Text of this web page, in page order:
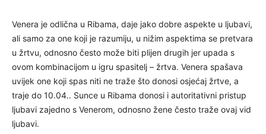
Venera je odlična u Ribama, daje jako dobre aspekte u ljubavi,
ali samo za one koji je razumiju, u nižim aspektima se pretvara
u žrtvu, odnosno često može biti plijen drugih jer upada s
ovom kombinacijom u igru spasitelj – žrtva. Venera spašava
uvijek one koji spas niti ne traže što donosi osjećaj žrtve, a
traje do 10.04.. Sunce u Ribama donosi i autoritativni pristup
ljubavi zajedno s Venerom, odnosno žene često traže ovaj vid
ljubavi.